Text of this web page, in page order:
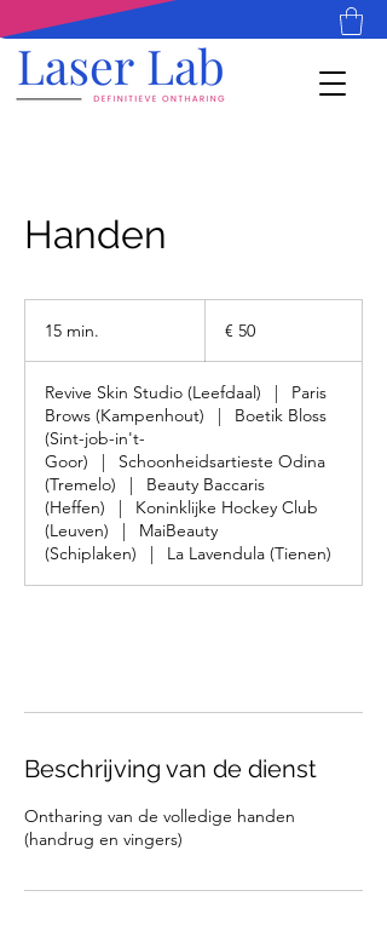
Handen
15 min.
i
n
.
€ 50
Revive Skin Studio (Leefdaal) |
Paris
Brows (Kampenhout)
|
Boetik Bloss
(Sint-job-in't-
Goor)
|
Schoonheidsartieste Odina
(Tremelo)
|
Beauty Baccaris
(Heffen)
|
Koninklijke Hockey Club
(Leuven)
|
MaiBeauty
(Schiplaken)
| La Lavendula (Tienen)
Beschrijving van de dienst
Ontharing van de volledige handen
(handrug en vingers)